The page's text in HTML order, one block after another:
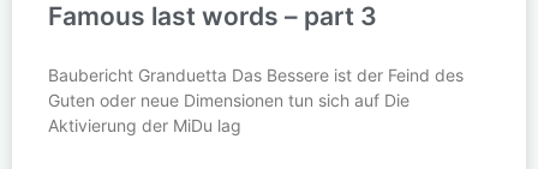
Famous last words – part 3
Baubericht Granduetta Das Bessere ist der Feind des
Guten oder neue Dimensionen tun sich auf Die
Aktivierung der MiDu lag